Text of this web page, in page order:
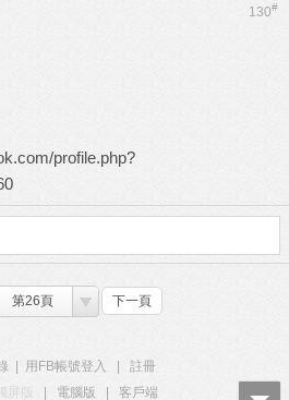
130#
profile.php?
第26頁 下一頁
用FB帳號登入
註冊
觸屏版 電腦版 客戶端